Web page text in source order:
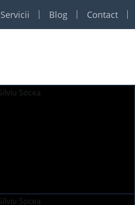
Servicii
Foto Video
Blog Contact